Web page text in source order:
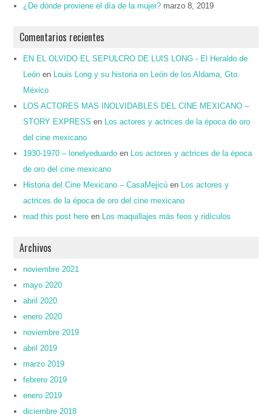
¿De dónde proviene el día de la mujer? marzo 8, 2019
Comentarios recientes
EN EL OLVIDO EL SEPULCRO DE LUIS LONG - El Heraldo de
León en
Louis Long y su historia en León de los Aldama, Gto.
México
LOS ACTORES MAS INOLVIDABLES DEL CINE MEXICANO –
STORY EXPRESS en
Los actores y actrices de la época de oro
del cine mexicano
1930-1970 – lonelyeduardo en
Los actores y actrices de la época
de oro del cine mexicano
Historia del Cine Mexicano – CasaMejicú en
Los actores y
actrices de la época de oro del cine mexicano
read this post here en Los maquillajes más feos y ridículos
Archivos
noviembre 2021
mayo 2020
abril 2020
enero 2020
noviembre 2019
abril 2019
marzo 2019
febrero 2019
enero 2019
diciembre 2018